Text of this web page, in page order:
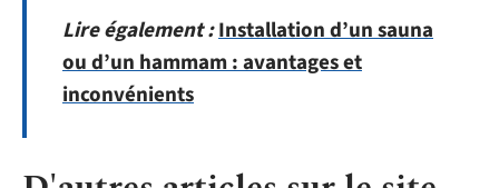
Lire également :Installation d’un sauna
ou d’un hammam : avantages et
inconvénients